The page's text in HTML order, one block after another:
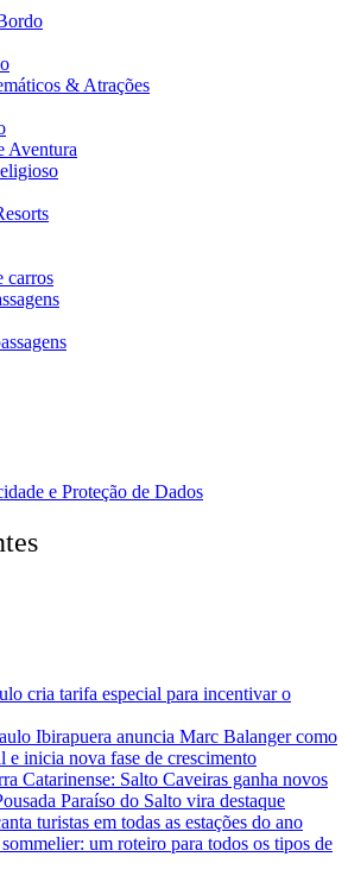
& Atrações
Aventura
carros
e Proteção de Dados
cria tarifa especial para incentivar o
Ibirapuera anuncia Marc Balanger como
e inicia nova fase de crescimento
Catarinense: Salto Caveiras ganha novos
Paraíso do Salto vira destaque
turistas em todas as estações do ano
um roteiro para todos os tipos de